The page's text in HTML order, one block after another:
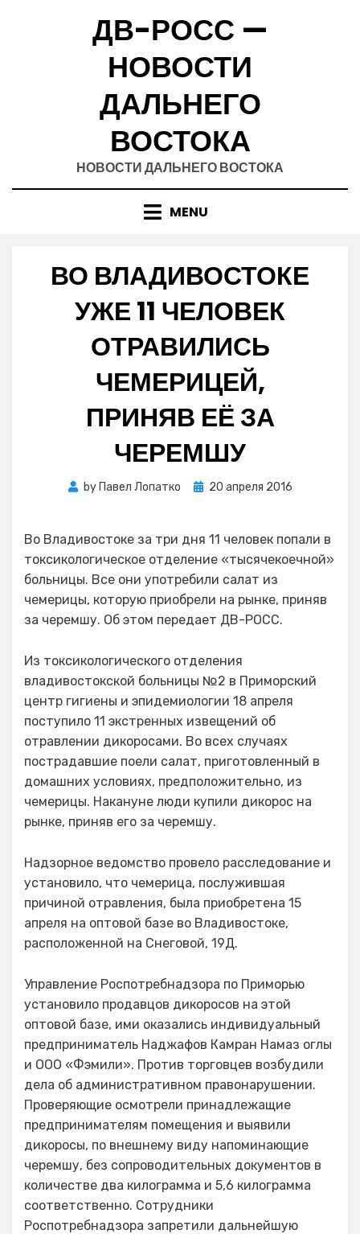
ДВ-РОСС —
НОВОСТИ
ДАЛЬНЕГО
ВОСТОКА
НОВОСТИ ДАЛЬНЕГО ВОСТОКА
MENU
ВО ВЛАДИВОСТОКЕ
УЖЕ 11 ЧЕЛОВЕК
ОТРАВИЛИСЬ
ЧЕМЕРИЦЕЙ,
ПРИНЯВ ЕЁ ЗА
ЧЕРЕМШУ
by Павел Лопатко
Posted
20 апреля 2016
Во Владивостоке за три дня 11 человек попали в
токсикологическое отделение «тысячекоечной»
больницы. Все они употребили салат из
чемерицы, которую приобрели на рынке, приняв
за черемшу. Об этом передает ДВ-РОСС.
Из токсикологического отделения
владивостокской больницы №2 в Приморский
центр гигиены и эпидемиологии 18 апреля
поступило 11 экстренных извещений об
отравлении дикоросами. Во всех случаях
пострадавшие поели салат, приготовленный в
домашних условиях, предположительно, из
чемерицы. Накануне люди купили дикорос на
рынке, приняв его за черемшу.
Надзорное ведомство провело расследование и
установило, что чемерица, послужившая
причиной отравления, была приобретена 15
апреля на оптовой базе во Владивостоке,
расположенной на Снеговой, 19Д.
Управление Роспотребнадзора по Приморью
установило продавцов дикоросов на этой
оптовой базе, ими оказались индивидуальный
предприниматель Наджафов Камран Намаз оглы
и ООО «Фэмили». Против торговцев возбудили
дела об административном правонарушении.
Проверяющие осмотрели принадлежащие
предпринимателям помещения и выявили
дикоросы, по внешнему виду напоминающие
черемшу, без сопроводительных документов в
количестве два килограмма и 5,6 килограмма
соответственно. Сотрудники
Роспотребнадзора запретили дальнейшую